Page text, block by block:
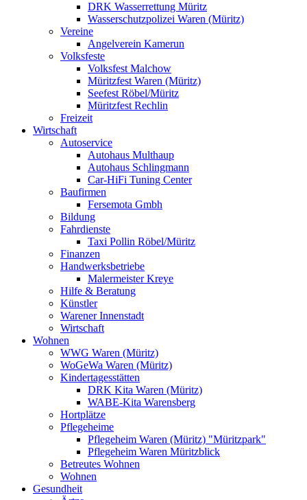
DRK Wasserrettung Müritz
Wasserschutzpolizei Waren (Müritz)
Vereine
Angelverein Kamerun
Volksfeste
Volksfest Malchow
Müritzfest Waren (Müritz)
Seefest Röbel/Müritz
Müritzfest Rechlin
Freizeit
Wirtschaft
Autoservice
Autohaus Multhaup
Autohaus Schlingmann
Car-HiFi Tuning Center
Baufirmen
Fersemota Gmbh
Bildung
Fahrdienste
Taxi Pollin Röbel/Müritz
Finanzen
Handwerksbetriebe
Malermeister Kreye
Hilfe & Beratung
Künstler
Warener Innenstadt
Wirtschaft
Wohnen
WWG Waren (Müritz)
WoGeWa Waren (Müritz)
Kindertagesstätten
DRK Kita Waren (Müritz)
WABE-Kita Warensberg
Hortplätze
Pflegeheime
Pflegeheim Waren (Müritz) "Müritzpark"
Pflegeheim Waren Müritzblick
Betreutes Wohnen
Wohnen
Gesundheit